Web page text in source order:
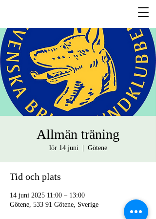
Allmän träning
lör 14 juni
  |
Götene
Tid och plats
14 juni 2025 11:00 – 13:00
Götene, 533 91 Götene, Sverige